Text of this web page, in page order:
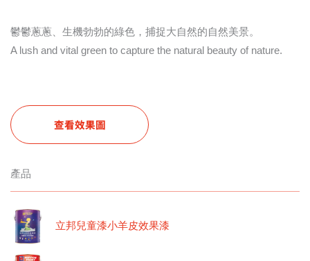
鬱鬱蔥蔥、生機勃勃的綠色，捕捉大自然的自然美景。
A lush and vital green to capture the natural beauty of nature.
查看效果圖
產品
立邦兒童漆小羊皮效果漆